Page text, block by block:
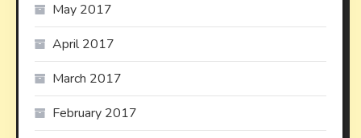
May 2017
April 2017
March 2017
February 2017